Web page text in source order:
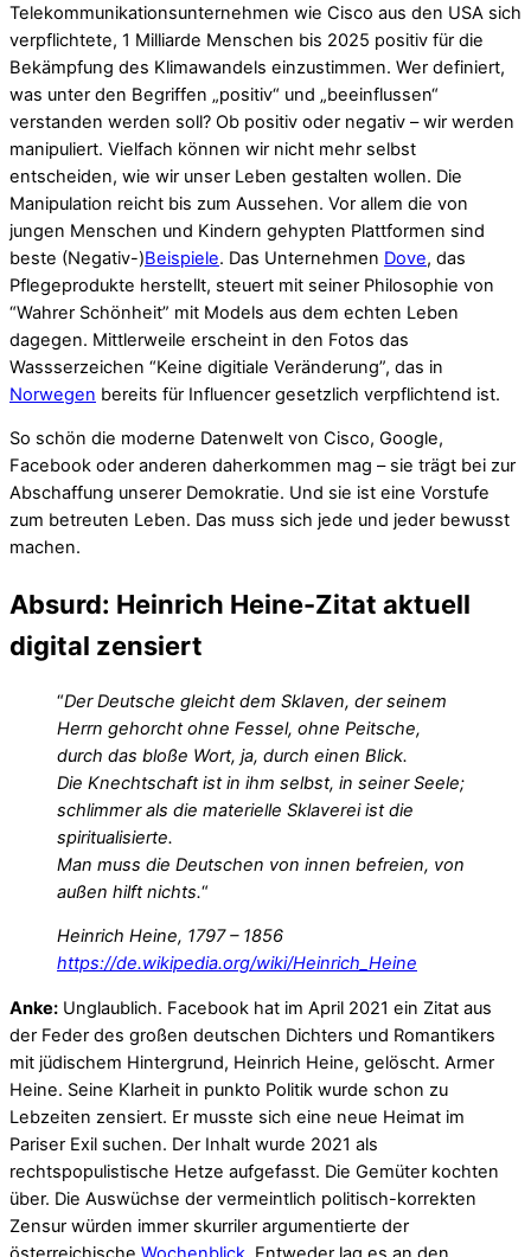
Telekommunikationsunternehmen wie Cisco aus den USA sich
verpflichtete, 1 Milliarde Menschen bis 2025 positiv für die
Bekämpfung des Klimawandels einzustimmen. Wer definiert,
was unter den Begriffen „positiv“ und „beeinflussen“
verstanden werden soll? Ob positiv oder negativ – wir werden
manipuliert. Vielfach können wir nicht mehr selbst
entscheiden, wie wir unser Leben gestalten wollen. Die
Manipulation reicht bis zum Aussehen. Vor allem die von
jungen Menschen und Kindern gehypten Plattformen sind
beste (Negativ-)Beispiele. Das Unternehmen Dove, das
Pflegeprodukte herstellt, steuert mit seiner Philosophie von
“Wahrer Schönheit” mit Models aus dem echten Leben
dagegen. Mittlerweile erscheint in den Fotos das
Wassserzeichen “Keine digitiale Veränderung”, das in
Norwegen bereits für Influencer gesetzlich verpflichtend ist.
So schön die moderne Datenwelt von Cisco, Google,
Facebook oder anderen daherkommen mag – sie trägt bei zur
Abschaffung unserer Demokratie. Und sie ist eine Vorstufe
zum betreuten Leben. Das muss sich jede und jeder bewusst
machen.
Absurd: Heinrich Heine-Zitat aktuell
digital zensiert
“Der Deutsche gleicht dem Sklaven, der seinem
Herrn gehorcht ohne Fessel, ohne Peitsche,
durch das bloße Wort, ja, durch einen Blick.
Die Knechtschaft ist in ihm selbst, in seiner Seele;
schlimmer als die materielle Sklaverei ist die
spiritualisierte.
Man muss die Deutschen von innen befreien, von
außen hilft nichts.“
Heinrich Heine, 1797 – 1856
https://de.wikipedia.org/wiki/Heinrich_Heine
Anke: Unglaublich. Facebook hat im April 2021 ein Zitat aus
der Feder des großen deutschen Dichters und Romantikers
mit jüdischem Hintergrund, Heinrich Heine, gelöscht. Armer
Heine. Seine Klarheit in punkto Politik wurde schon zu
Lebzeiten zensiert. Er musste sich eine neue Heimat im
Pariser Exil suchen. Der Inhalt wurde 2021 als
rechtspopulistische Hetze aufgefasst. Die Gemüter kochten
über. Die Auswüchse der vermeintlich politisch-korrekten
Zensur würden immer skurriler argumentierte der